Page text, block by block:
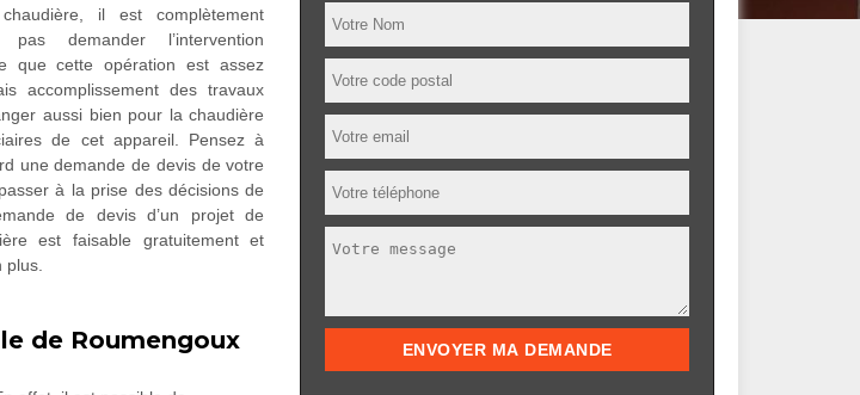
il est complètement
demander l’intervention
que cette opération est assez
accomplissement des travaux
aussi bien pour la chaudière
de cet appareil. Pensez à
une demande de devis de votre
à la prise des décisions de
de devis d’un projet de
est faisable gratuitement et
plus.
de Roumengoux